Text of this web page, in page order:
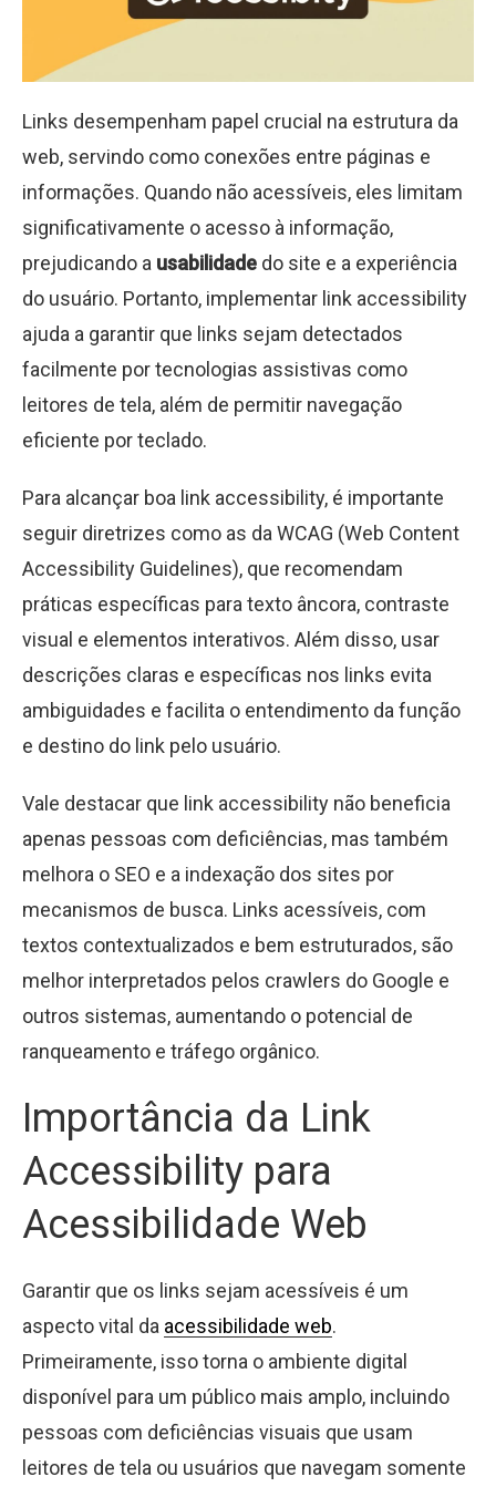
Links desempenham papel crucial na estrutura da
web, servindo como conexões entre páginas e
informações. Quando não acessíveis, eles limitam
significativamente o acesso à informação,
prejudicando a usabilidade do site e a experiência
do usuário. Portanto, implementar link accessibility
ajuda a garantir que links sejam detectados
facilmente por tecnologias assistivas como
leitores de tela, além de permitir navegação
eficiente por teclado.
Para alcançar boa link accessibility, é importante
seguir diretrizes como as da WCAG (Web Content
Accessibility Guidelines), que recomendam
práticas específicas para texto âncora, contraste
visual e elementos interativos. Além disso, usar
descrições claras e específicas nos links evita
ambiguidades e facilita o entendimento da função
e destino do link pelo usuário.
Vale destacar que link accessibility não beneficia
apenas pessoas com deficiências, mas também
melhora o SEO e a indexação dos sites por
mecanismos de busca. Links acessíveis, com
textos contextualizados e bem estruturados, são
melhor interpretados pelos crawlers do Google e
outros sistemas, aumentando o potencial de
ranqueamento e tráfego orgânico.
Importância da Link
Accessibility para
Acessibilidade Web
Garantir que os links sejam acessíveis é um
aspecto vital da acessibilidade web.
Primeiramente, isso torna o ambiente digital
disponível para um público mais amplo, incluindo
pessoas com deficiências visuais que usam
leitores de tela ou usuários que navegam somente